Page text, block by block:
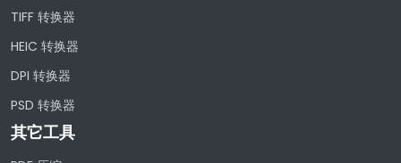
TIFF 转换器
HEIC 转换器
DPI 转换器
PSD 转换器
其它工具